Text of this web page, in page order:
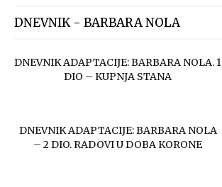
DNEVNIK - BARBARA NOLA
DNEVNIK ADAPTACIJE: BARBARA NOLA. 1
DIO – KUPNJA STANA
DNEVNIK ADAPTACIJE: BARBARA NOLA
– 2 DIO. RADOVI U DOBA KORONE